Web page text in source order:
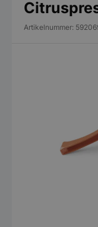
Artikelnummer: